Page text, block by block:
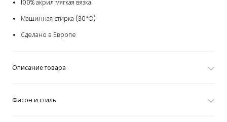
100% акрил мягкая вязка
Машинная стирка (30*C)
Сделано в Европе
Описание товара
Фасон и стиль